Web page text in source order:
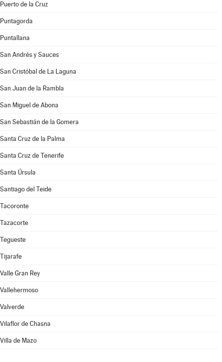
Puerto de la Cruz
Puntagorda
Puntallana
San Andrés y Sauces
San Cristóbal de La Laguna
San Juan de la Rambla
San Miguel de Abona
San Sebastián de la Gomera
Santa Cruz de la Palma
Santa Cruz de Tenerife
Santa Úrsula
Santiago del Teide
Tacoronte
Tazacorte
Tegueste
Tijarafe
Valle Gran Rey
Vallehermoso
Valverde
Vilaflor de Chasna
Villa de Mazo